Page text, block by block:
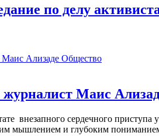
по делу
Общество
Маис
внезапного сердечного
мышлением и глубоким